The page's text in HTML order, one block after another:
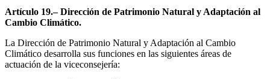
Artículo 19.– Dirección de Patrimonio Natural y Adaptación al
Cambio Climático.
La Dirección de Patrimonio Natural y Adaptación al Cambio
Climático desarrolla sus funciones en las siguientes áreas de
actuación de la viceconsejería: